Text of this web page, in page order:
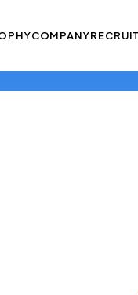
COMPANYRECRUIT